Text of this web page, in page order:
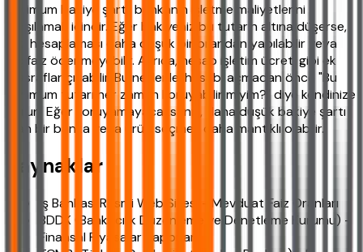
Minimum bakiye şartı, bankanın işletme maliyetlerini
karşılamak içindir. Eğer bakiyeniz bu tutarın altına düşerse,
faiz hesaplaması daha düşük bir orandan yapılabilir veya
hiç faiz ödenmeyebilir. Ayrıca, hesap işletim ücreti gibi ek
masraflar çıkabilir. Bu nedenle, hesabı açmadan önce "Bu
minimum tutarı her zaman koruyabilir miyim?" diye kendinize
sorun. Eğer koruyamayacaksanız, daha düşük bakiye şartı
olan bir banka veya ürün seçmek daha mantıklı olabilir.
Kaynaklar
İş Bankası Resmi Web Sitesi - Mevduat Faiz Oranları
BDDK (Bankacılık Düzenleme ve Denetleme Kurumu) -
Finansal Piyasalar Raporları